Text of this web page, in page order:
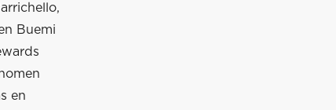
Buemi
en